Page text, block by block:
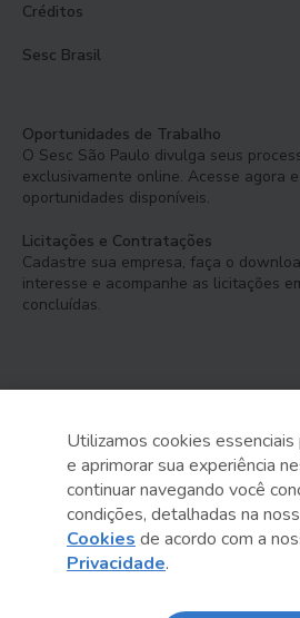
Créditos
Sesc Brasil
Oportunidades de Trabalho
O Sesc São Paulo divulga seus
exclusivamente online. Acesse agora
oportunidades disponíveis.
Licitações e Contratações
Cadastre sua empresa, faça o
interesse e acompanhe as licitações
concluídas.
Serviço Social do Comércio
Administração Regional no Estado de
Sesc São Paulo por aí:
Utilizamos cookies essenciais
e aprimorar sua experiência
continuar navegando você
condições, detalhadas na
Cookies de acordo com a
Privacidade.